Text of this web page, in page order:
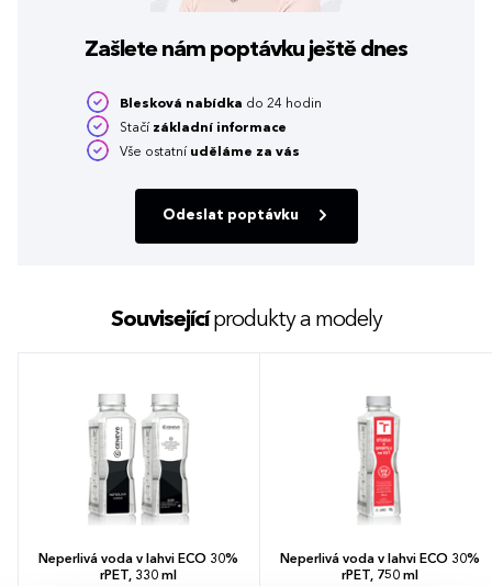
Zašlete nám poptávku ještě dnes
Blesková nabídka do 24 hodin
Stačí základní informace
Vše ostatní uděláme za vás
Odeslat poptávku
Souvisejícíprodukty a modely
Neperlivá voda v lahvi ECO 30%
rPET, 330 ml
Neperlivá voda v lahvi ECO 30%
rPET, 750 ml